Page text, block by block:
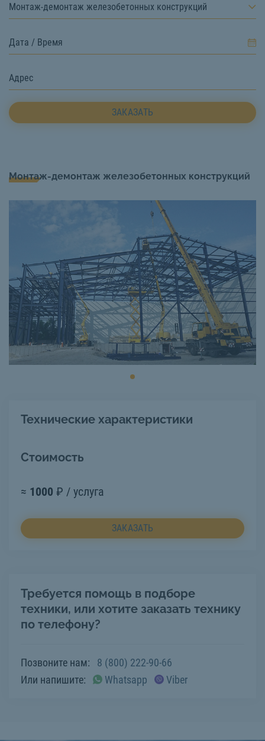
Монтаж-демонтаж железобетонных конструкций
ЗАКАЗАТЬ
Монтаж-демонтаж железобетонных конструкций
Технические характеристики
Стоимость
≈ 1000 ₽ / услуга
ЗАКАЗАТЬ
Требуется помощь в подборе
техники, или хотите заказать технику
по телефону?
Позвоните нам:
8 (800) 222-90-66
Или напишите:
Whatsapp Viber